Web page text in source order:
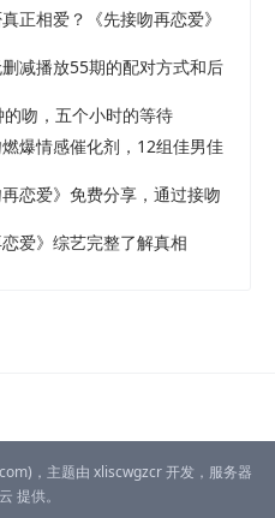
正相爱？《先接吻再恋爱》
减播放55期的配对方式和后
的吻，五个小时的等待
爆情感催化剂，12组佳男佳
恋爱》免费分享，通过接吻
爱》综艺完整了解真相
，主题由 xliscwgzcr开发，服务器
提供。